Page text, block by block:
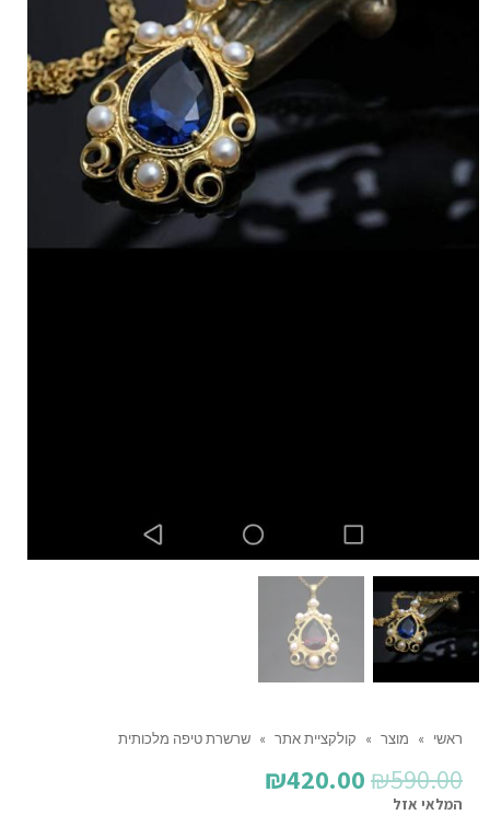
ראשי » מוצר » קולקציית אתר » שרשרת טיפה מלכותית
₪590.00
המחיר ₪420.00
המלאי אזל